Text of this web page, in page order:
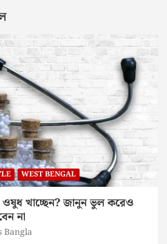
WEST BENGAL
ওষুধ খাচ্ছেন? জানুন ভুল করেও
না
Bangla